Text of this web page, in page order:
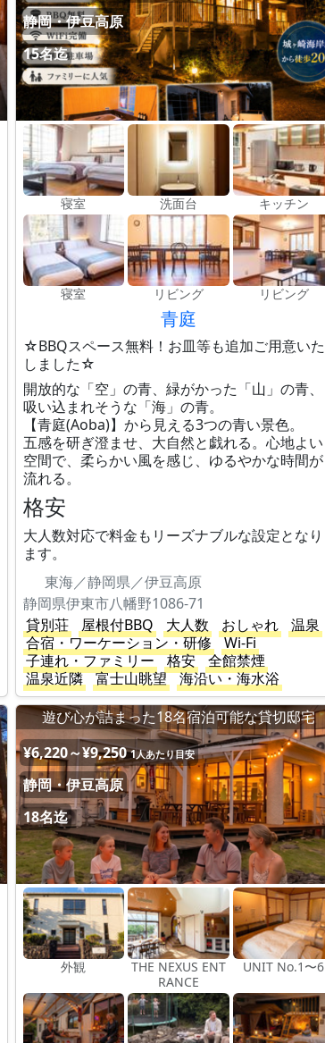
静岡・伊豆高原
15名迄
寝室 洗面台 キッチン
寝室 リビング リビング
青庭
☆BBQスペース無料！お皿等も追加ご用意いた
しました☆
開放的な「空」の青、緑がかった「山」の青、
吸い込まれそうな「海」の青。
【青庭(Aoba)】から見える3つの青い景色。
五感を研ぎ澄ませ、大自然と戯れる。心地よい
空間で、柔らかい風を感じ、ゆるやかな時間が
流れる。
格安
大人数対応で料金もリーズナブルな設定となり
ます。
東海／静岡県／伊豆高原
静岡県伊東市八幡野1086-71
貸別荘
屋根付BBQ 大人数 おしゃれ
温泉
合宿・ワーケーション・研修
Wi-Fi
子連れ・ファミリー
格安
全館禁煙
温泉近隣
富士山眺望 海沿い・海水浴
遊び心が詰まった18名宿泊可能な貸切邸宅
¥6,220～¥9,250 1人あたり目安
静岡・伊豆高原
18名迄
外観
THE NEXUS ENT
RANCE
UNIT No.1〜6